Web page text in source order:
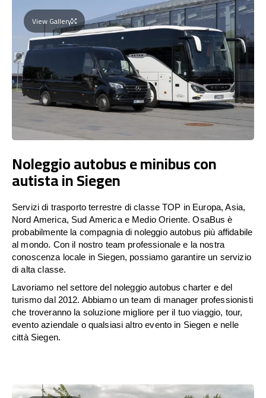
View Gallery
Noleggio autobus e minibus con
autista in Siegen
Servizi di trasporto terrestre di classe TOP in Europa, Asia,
Nord America, Sud America e Medio Oriente. OsaBus è
probabilmente la compagnia di noleggio autobus più affidabile
al mondo. Con il nostro team professionale e la nostra
conoscenza locale in Siegen, possiamo garantire un servizio
di alta classe.
Lavoriamo nel settore del noleggio autobus charter e del
turismo dal 2012. Abbiamo un team di manager professionisti
che troveranno la soluzione migliore per il tuo viaggio, tour,
evento aziendale o qualsiasi altro evento in Siegen e nelle
città Siegen.